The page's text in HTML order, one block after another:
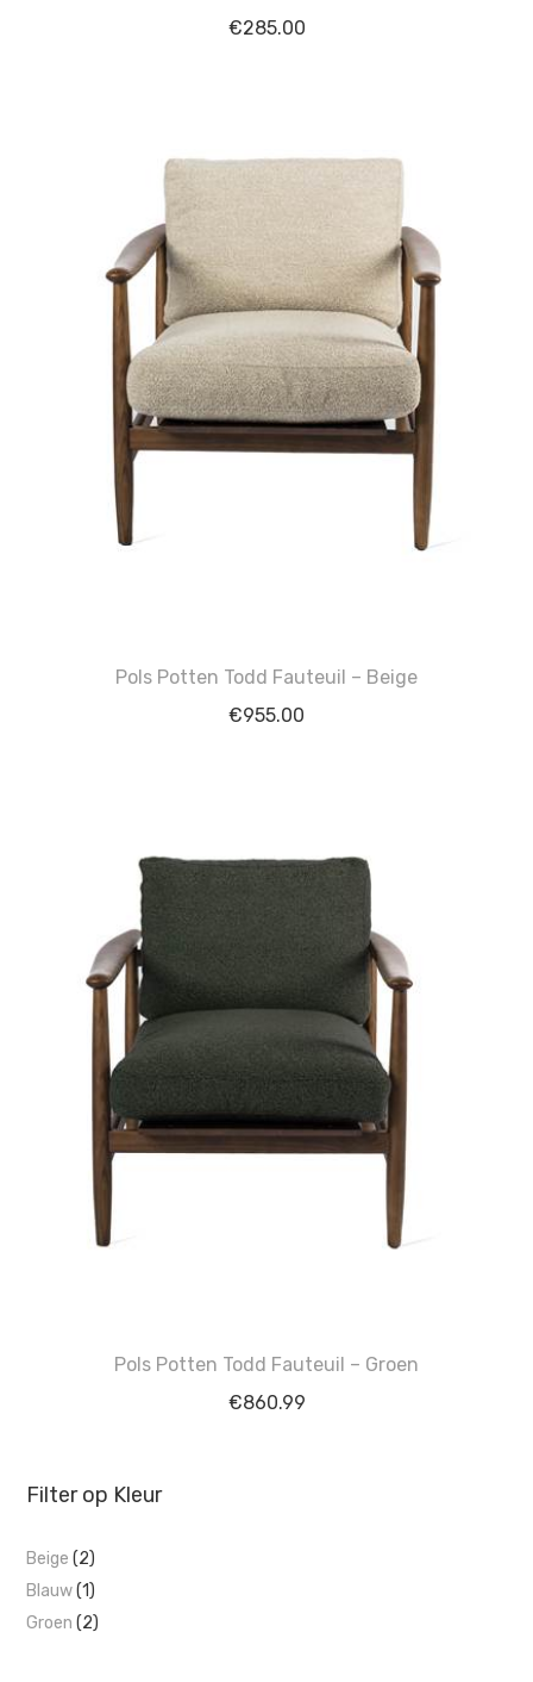
€285.00
Pols Potten Todd Fauteuil – Beige
€955.00
Pols Potten Todd Fauteuil – Groen
€860.99
Filter op Kleur
Beige (2)
Blauw(1)
Groen (2)